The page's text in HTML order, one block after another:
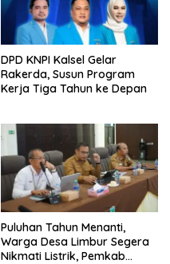
DPD KNPI Kalsel Gelar
Rakerda, Susun Program
Kerja Tiga Tahun ke Depan
Puluhan Tahun Menanti,
Warga Desa Limbur Segera
Nikmati Listrik, Pemkab